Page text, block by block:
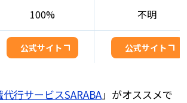
100% 不明
公式サイト 公式サイト
代行サービスSARABA」がオススメで